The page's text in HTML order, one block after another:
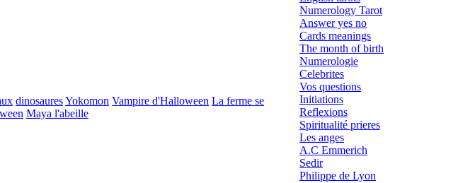
dinosauresYokomon Vampire d'Halloween La ferme se
Maya l'abeille
Numerology Tarot
Answer yes no
Cards meanings
The month of birth
Numerologie
Celebrites
Vos questions
Initiations
Reflexions
Spiritualité prieres
Les anges
A.C Emmerich
Sedir
Philippe de Lyon